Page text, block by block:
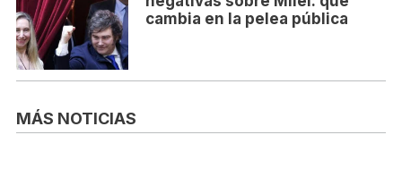
cambia en la pelea pública
MÁS NOTICIAS